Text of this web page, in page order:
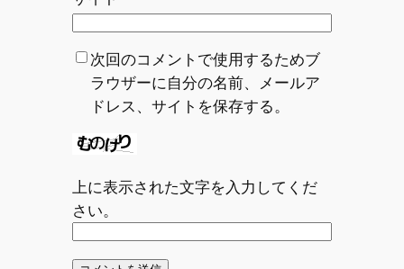
次回のコメントで使用するためブ
ラウザーに自分の名前、メールア
ドレス、サイトを保存する。
上に表示された文字を入力してくだ
さい。